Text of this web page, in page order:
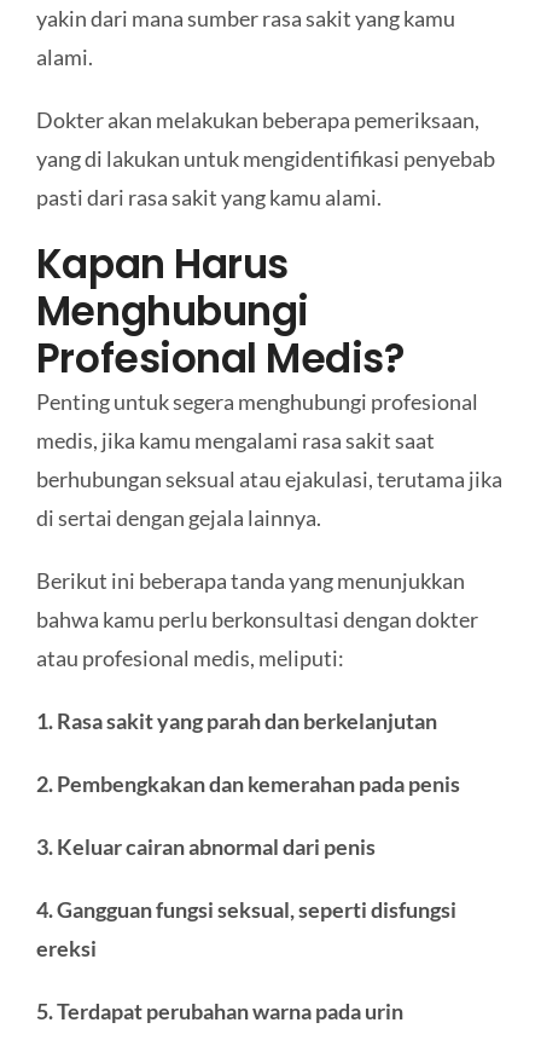
yakin dari mana sumber rasa sakit yang kamu
alami.
Dokter akan melakukan beberapa pemeriksaan,
yang di lakukan untuk mengidentifikasi penyebab
pasti dari rasa sakit yang kamu alami.
Kapan Harus
Menghubungi
Profesional Medis?
Penting untuk segera menghubungi profesional
medis, jika kamu mengalami rasa sakit saat
berhubungan seksual atau ejakulasi, terutama jika
di sertai dengan gejala lainnya.
Berikut ini beberapa tanda yang menunjukkan
bahwa kamu perlu berkonsultasi dengan dokter
atau profesional medis, meliputi:
1. Rasa sakit yang parah dan berkelanjutan
2. Pembengkakan dan kemerahan pada penis
3. Keluar cairan abnormal dari penis
4. Gangguan fungsi seksual, seperti disfungsi
ereksi
5. Terdapat perubahan warna pada urin